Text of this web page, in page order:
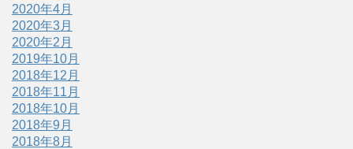
2020年4月
2020年3月
2020年2月
2019年10月
2018年12月
2018年11月
2018年10月
2018年9月
2018年8月